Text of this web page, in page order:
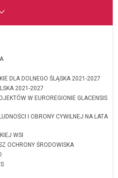
DLA DOLNEGO ŚLĄSKA 2021-2027
2021-2027
W EUROREGIONIE GLACENSIS
I OBRONY CYWILNEJ NA LATA
WSI
OCHRONY ŚRODOWISKA